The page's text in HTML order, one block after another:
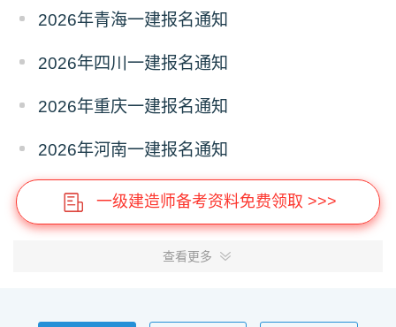
2026年青海一建报名通知
2026年四川一建报名通知
2026年重庆一建报名通知
2026年河南一建报名通知
一级建造师备考资料免费领取 >>>
查看更多